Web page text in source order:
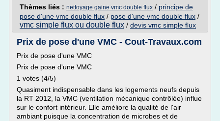
Thèmes liés : nettoyage gaine vmc double flux / principe de
pose d'une vmc double flux / pose d'une vmc double flux /
vmc simple flux ou double flux / devis vmc simple flux
Prix de pose d'une VMC - Cout-Travaux.com
Prix de pose d'une VMC
Prix de pose d'une VMC
1 votes (4/5)
Quasiment indispensable dans les logements neufs depuis
la RT 2012, la VMC (ventilation mécanique contrôlée) influe
sur le confort intérieur. Elle améliore la qualité de l'air
ambiant puisque la concentration de microbes et de